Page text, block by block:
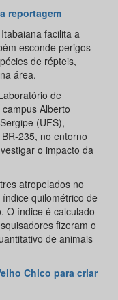
reportagem
facilita a
esconde perigos
de répteis,
área.
de
Alberto
(UFS),
235, no entorno
o impacto da
atropelados no
quilométrico de
O índice é calculado
fizeram o
de animais
Chico para criar